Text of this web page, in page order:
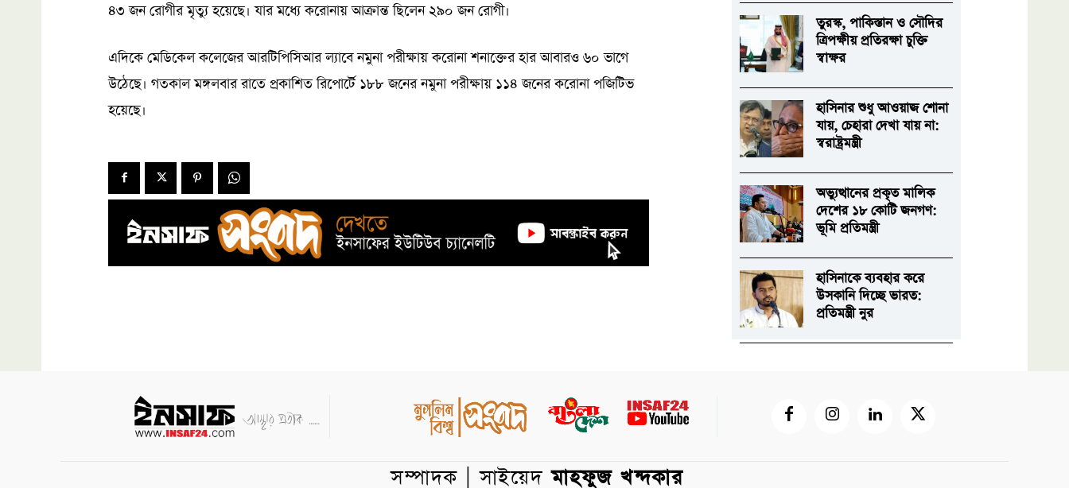
৪৩ জন রোগীর মৃত্যু হয়েছে। যার মধ্যে করোনায় আক্রান্ত ছিলেন ২৯০ জন রোগী।
এদিকে মেডিকেল কলেজের আরটিপিসিআর ল্যাবে নমুনা পরীক্ষায় করোনা শনাক্তের হার আবারও ৬০ ভাগে
উঠেছে। গতকাল মঙ্গলবার রাতে প্রকাশিত রিপোর্টে ১৮৮ জনের নমুনা পরীক্ষায় ১১৪ জনের করোনা পজিটিভ
হয়েছে।
তুরস্ক, পাকিস্তান ও সৌদির
ত্রিপক্ষীয় প্রতিরক্ষা চুক্তি
স্বাক্ষর
হাসিনার শুধু আওয়াজ শোনা
যায়, চেহারা দেখা যায় না:
স্বরাষ্ট্রমন্ত্রী
অভ্যুত্থানের প্রকৃত মালিক
দেশের ১৮ কোটি জনগণ:
ভূমি প্রতিমন্ত্রী
হাসিনাকে ব্যবহার করে
উসকানি দিচ্ছে ভারত:
প্রতিমন্ত্রী নুর
সম্পাদক | সাইয়েদমাহফুজ খন্দকার